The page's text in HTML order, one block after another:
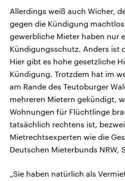
Allerdings weiß auch Wicher,
gegen die Kündigung
gewerbliche Mieter haben nur
Kündigungsschutz. Anders ist
Hier gibt es hohe gesetzliche
Kündigung. Trotzdem hat im
am Rande des Teutoburger
mehreren Mietern gekündigt,
Wohnungen für Flüchtlinge
tatsächlich rechtens ist,
Mietrechtsexperten wie die
Deutschen Mieterbunds NRW,
„Sie haben natürlich als